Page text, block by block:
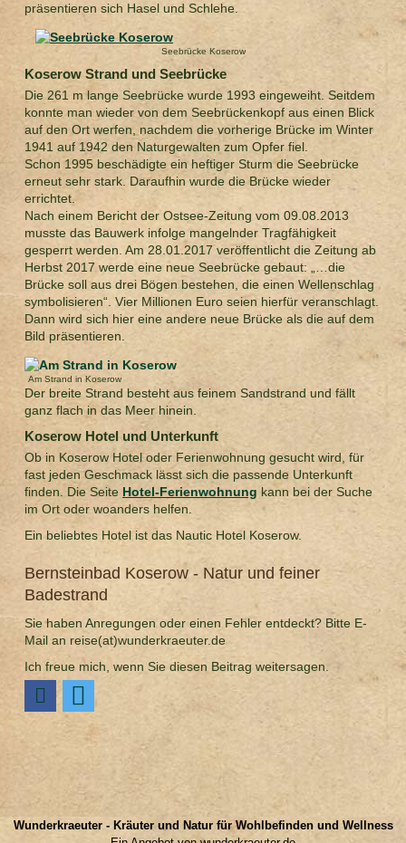
präsentieren sich Hasel und Schlehe.
Seebrücke Koserow
Koserow Strand und Seebrücke
Die 261 m lange Seebrücke wurde 1993 eingeweiht. Seitdem
konnte man wieder von dem Seebrückenkopf aus einen Blick
auf den Ort werfen, nachdem die vorherige Brücke im Winter
1941 auf 1942 den Naturgewalten zum Opfer fiel.
Schon 1995 beschädigte ein heftiger Sturm die Seebrücke
erneut sehr stark. Daraufhin wurde die Brücke wieder
errichtet.
Nach einem Bericht der Ostsee-Zeitung vom 09.08.2013
musste das Bauwerk infolge mangelnder Tragfähigkeit
gesperrt werden. Am 28.01.2017 veröffentlicht die Zeitung ab
Herbst 2017 werde eine neue Seebrücke gebaut: „…die
Brücke soll aus drei Bögen bestehen, die einen Wellenschlag
symbolisieren“. Vier Millionen Euro seien hierfür veranschlagt.
Dann wird sich hier eine andere neue Brücke als die auf dem
Bild präsentieren.
Am Strand in Koserow
Der breite Strand besteht aus feinem Sandstrand und fällt
ganz flach in das Meer hinein.
Koserow Hotel und Unterkunft
Ob in Koserow Hotel oder Ferienwohnung gesucht wird, für
fast jeden Geschmack lässt sich die passende Unterkunft
finden. Die Seite Hotel-Ferienwohnung kann bei der Suche
im Ort oder woanders helfen.
Ein beliebtes Hotel ist das Nautic Hotel Koserow.
Bernsteinbad Koserow - Natur und feiner
Badestrand
Sie haben Anregungen oder einen Fehler entdeckt? Bitte E-
Mail an reise(at)wunderkraeuter.de
Ich freue mich, wenn Sie diesen Beitrag weitersagen.
Wunderkraeuter - Kräuter und Natur für Wohlbefinden und Wellness